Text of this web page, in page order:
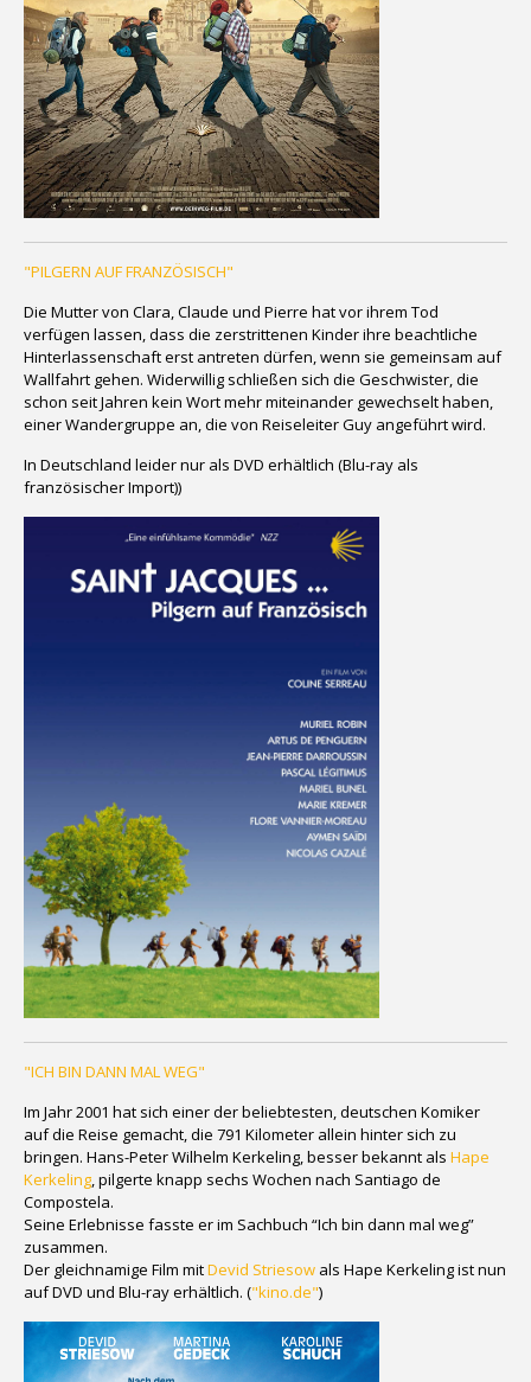
"PILGERN AUF FRANZÖSISCH"
Die Mutter von Clara, Claude und Pierre hat vor ihrem Tod
verfügen lassen, dass die zerstrittenen Kinder ihre beachtliche
Hinterlassenschaft erst antreten dürfen, wenn sie gemeinsam auf
Wallfahrt gehen. Widerwillig schließen sich die Geschwister, die
schon seit Jahren kein Wort mehr miteinander gewechselt haben,
einer Wandergruppe an, die von Reiseleiter Guy angeführt wird.
In Deutschland leider nur als DVD erhältlich (Blu-ray als
französischer Import))
"ICH BIN DANN MAL WEG"
Im Jahr 2001 hat sich einer der beliebtesten, deutschen Komiker
auf die Reise gemacht, die 791 Kilometer allein hinter sich zu
bringen. Hans-Peter Wilhelm Kerkeling, besser bekannt als Hape
Kerkeling, pilgerte knapp sechs Wochen nach Santiago de
Compostela.
Seine Erlebnisse fasste er im Sachbuch “Ich bin dann mal weg”
zusammen.
Der gleichnamige Film mitDevid Striesow als Hape Kerkeling ist nun
auf DVD und Blu-ray erhältlich. ("kino.de")